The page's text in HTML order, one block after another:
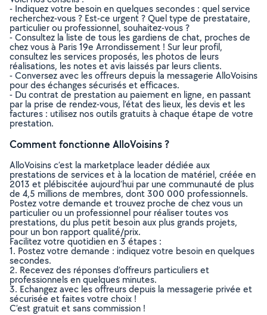
- Indiquez votre besoin en quelques secondes : quel service
recherchez-vous ? Est-ce urgent ? Quel type de prestataire,
particulier ou professionnel, souhaitez-vous ?
- Consultez la liste de tous les gardiens de chat, proches de
chez vous à Paris 19e Arrondissement ! Sur leur profil,
consultez les services proposés, les photos de leurs
réalisations, les notes et avis laissés par leurs clients.
- Conversez avec les offreurs depuis la messagerie AlloVoisins
pour des échanges sécurisés et efficaces.
- Du contrat de prestation au paiement en ligne, en passant
par la prise de rendez-vous, l’état des lieux, les devis et les
factures : utilisez nos outils gratuits à chaque étape de votre
prestation.
Comment fonctionne AlloVoisins ?
AlloVoisins c’est la marketplace leader dédiée aux
prestations de services et à la location de matériel, créée en
2013 et plébiscitée aujourd’hui par une communauté de plus
de 4,5 millions de membres, dont 300 000 professionnels.
Postez votre demande et trouvez proche de chez vous un
particulier ou un professionnel pour réaliser toutes vos
prestations, du plus petit besoin aux plus grands projets,
pour un bon rapport qualité/prix.
Facilitez votre quotidien en 3 étapes :
1. Postez votre demande : indiquez votre besoin en quelques
secondes.
2. Recevez des réponses d’offreurs particuliers et
professionnels en quelques minutes.
3. Echangez avec les offreurs depuis la messagerie privée et
sécurisée et faites votre choix !
C’est gratuit et sans commission !